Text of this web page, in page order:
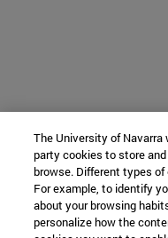
The University of
party cookies to store
browse. Different types
For example, to identify
about your browsing
personalize how the